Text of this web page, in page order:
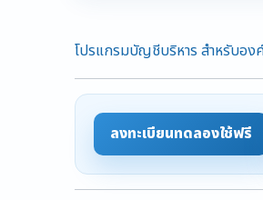
โปรแกรมบัญชีบริหาร สำหรับอง
ลงทะเบียนทดลองใช้ฟรี